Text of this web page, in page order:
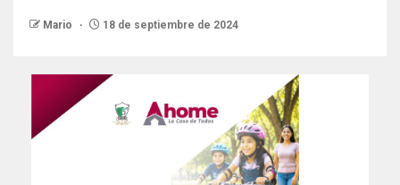
Mario 18 de septiembre de 2024